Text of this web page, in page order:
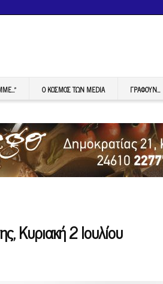
Ο ΚΟΣΜΟΣ ΤΩΝ MEDIA ΓΡΆΦΟΥΝ…
Κυριακή 2 Ιουλίου